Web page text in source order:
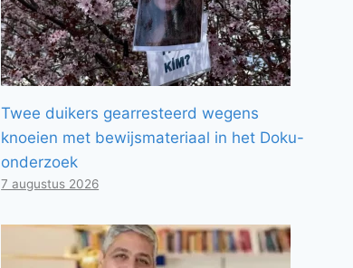
Twee duikers gearresteerd wegens
knoeien met bewijsmateriaal in het Doku-
onderzoek
7 augustus 2026